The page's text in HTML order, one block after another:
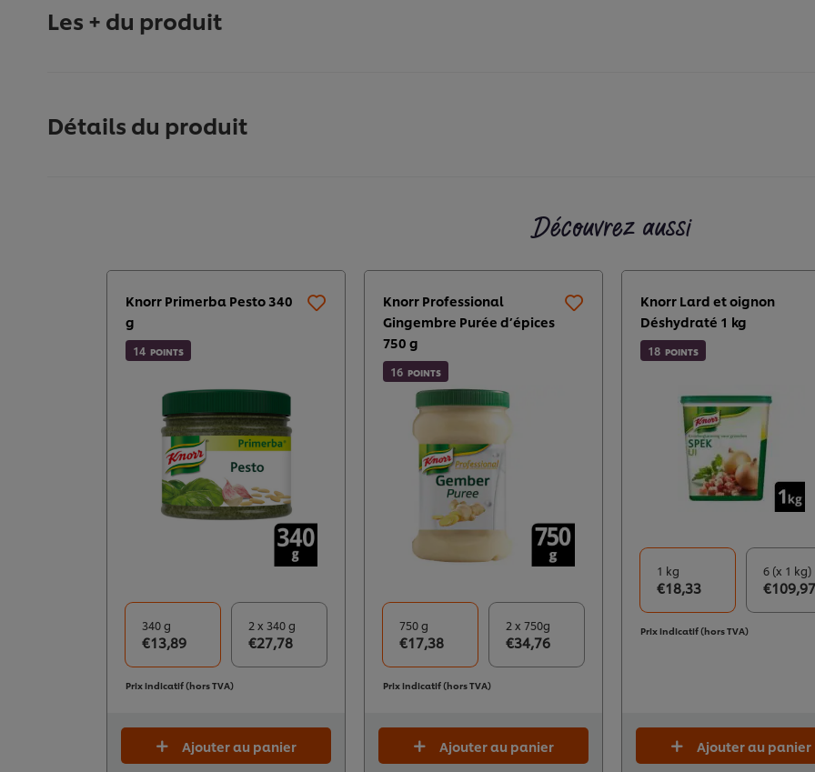
Les + du produit
Détails du produit
Découvrez aussi
Knorr Primerba Pesto 340
g
14 POINTS
340 g
€13,89
2 x 340 g
€27,78
Prix indicatif (hors TVA)
Ajouter au panier
Knorr Professional
Gingembre Purée d’épices
750 g
16 POINTS
750 g
€17,38
2 x 750g
€34,76
Prix indicatif (hors TVA)
Ajouter au panier
Knorr Lard et oignon
Déshydraté 1 kg
18 POINTS
1 kg
€18,33
6 (x 1 kg)
€109,97
Prix indicatif (hors TVA)
Ajouter au panier